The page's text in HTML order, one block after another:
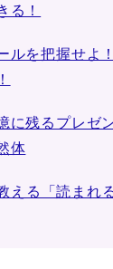
る！
ルを把握せよ
に残るプレゼ
体
える「読まれ